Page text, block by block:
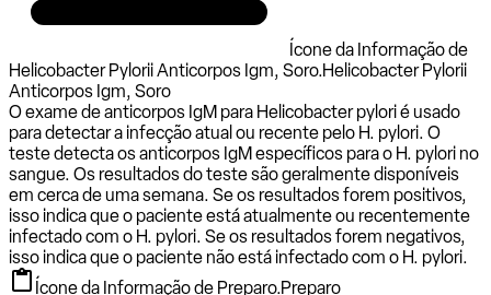
Ícone da Informação de
Helicobacter Pylorii Anticorpos Igm, Soro.Helicobacter Pylorii
Anticorpos Igm, Soro
O exame de anticorpos IgM para Helicobacter pylori é usado
para detectar a infecção atual ou recente pelo H. pylori. O
teste detecta os anticorpos IgM específicos para o H. pylori no
sangue. Os resultados do teste são geralmente disponíveis
em cerca de uma semana. Se os resultados forem positivos,
isso indica que o paciente está atualmente ou recentemente
infectado com o H. pylori. Se os resultados forem negativos,
isso indica que o paciente não está infectado com o H. pylori.
Ícone da Informação de Preparo.Preparo